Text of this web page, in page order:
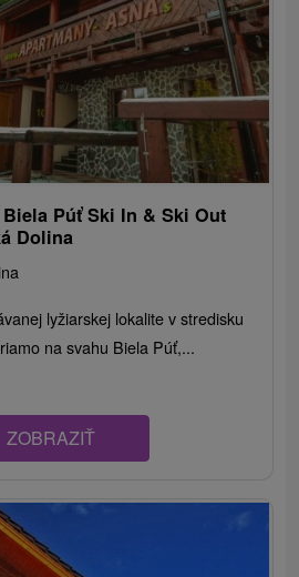
Púť Ski In & Ski Out
Dolina
lyžiarskej lokalite v stredisku
na svahu Biela Púť,...
ZOBRAZIŤ